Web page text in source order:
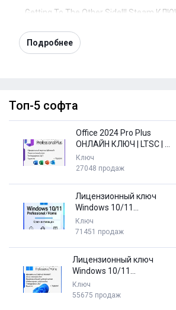
Getting To The Other Side!!! Steam
Подробнее
Топ-5 софта
Office 2024 Pro Plus
ОНЛАЙН КЛЮЧ | LTSC | +
ПОДАРОК
Ключ
27048 продаж
Лицензионный ключ
Windows 10/11
Pro/Home 32/64 bit
Ключ
71451 продаж
Лицензионный ключ
Windows 10/11
PRO/HOME | с привязкой
Ключ
55675 продаж